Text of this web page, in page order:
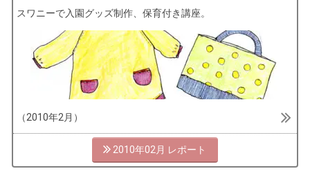
スワニーで入園グッズ制作、保育付き講座。
（2010年2月）
2010年02月